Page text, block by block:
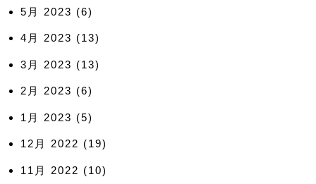
5月 2023 (6)
4月 2023 (13)
3月 2023 (13)
2月 2023 (6)
1月 2023 (5)
12月 2022 (19)
11月 2022 (10)